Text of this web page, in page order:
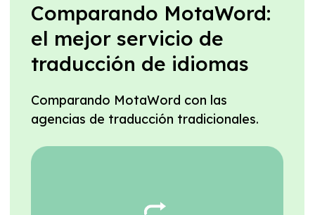
Comparando MotaWord:
el mejor servicio de
traducción de idiomas
Comparando MotaWord con las
agencias de traducción tradicionales.